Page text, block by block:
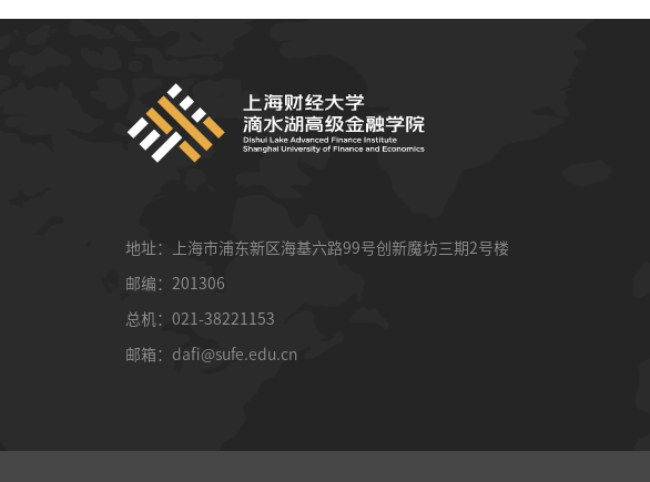
地址：上海市浦东新区海基六路99号创新魔坊三期2号楼
邮编：201306
总机：021-38221153
邮箱： dafi@sufe.edu.cn